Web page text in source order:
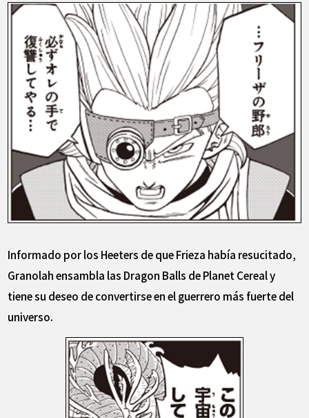
Informado por los Heeters de que Frieza había resucitado,
Granolah ensambla las Dragon Balls de Planet Cereal y
tiene su deseo de convertirse en el guerrero más fuerte del
universo.